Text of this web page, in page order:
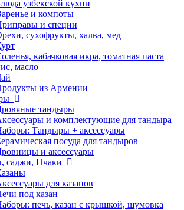
узбекской кухни
и компоты
и специи
сухофрукты, халва, мед
кабачковая икра, томатная паста
масло
из Армении
тандыры
и комплектующие для тандыра
Тандыры + аксессуары
посуда для тандыров
и аксессуары
саджи, Пчаки
для казанов
под казан
печь, казан с крышкой, шумовка